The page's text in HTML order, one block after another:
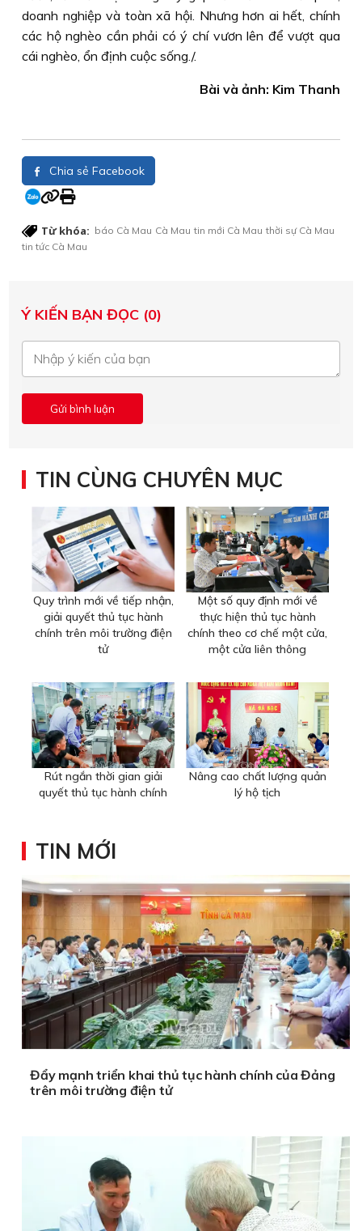
doanh nghiệp và toàn xã hội. Nhưng hơn ai hết, chính
các hộ nghèo cần phải có ý chí vươn lên để vượt qua
cái nghèo, ổn định cuộc sống./.
Bài và ảnh: Kim Thanh
Chia sẻ Facebook
Từ khóa: báo Cà Mau Cà Mau tin mới Cà Mau thời sự Cà Mau
tin tức Cà Mau
Ý KIẾN BẠN ĐỌC (0)
TIN CÙNG CHUYÊN MỤC
Quy trình mới về tiếp nhận,
giải quyết thủ tục hành
chính trên môi trường điện
tử
Một số quy định mới về
thực hiện thủ tục hành
chính theo cơ chế một cửa,
một cửa liên thông
Rút ngắn thời gian giải
quyết thủ tục hành chính
Nâng cao chất lượng quản
lý hộ tịch
TIN MỚI
Đẩy mạnh triển khai thủ tục hành chính của Đảng
trên môi trường điện tử